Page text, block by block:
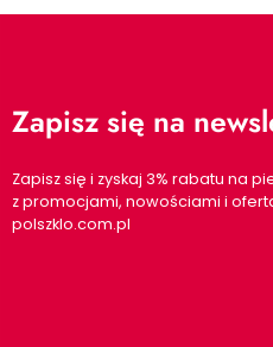
Zapisz się na
Zapisz się i zyskaj 3% rabatu na
z promocjami, nowościami i
polszklo.com.pl